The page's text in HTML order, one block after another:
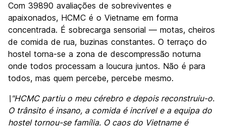
Com 39890 avaliações de sobreviventes e
apaixonados, HCMC é o Vietname em forma
concentrada. É sobrecarga sensorial — motas, cheiros
de comida de rua, buzinas constantes. O terraço do
hostel torna-se a zona de descompressão noturna
onde todos processam a loucura juntos. Não é para
todos, mas quem percebe, percebe mesmo.
\"HCMC partiu o meu cérebro e depois reconstruiu-o.
O trânsito é insano, a comida é incrível e a equipa do
hostel tornou-se família. O caos do Vietname é